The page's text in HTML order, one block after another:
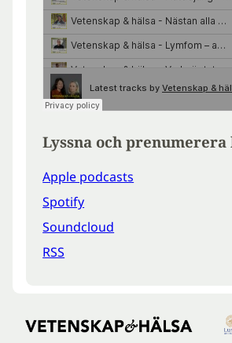
Lyssna och prenumerera
Apple podcasts
Spotify
Soundcloud
RSS